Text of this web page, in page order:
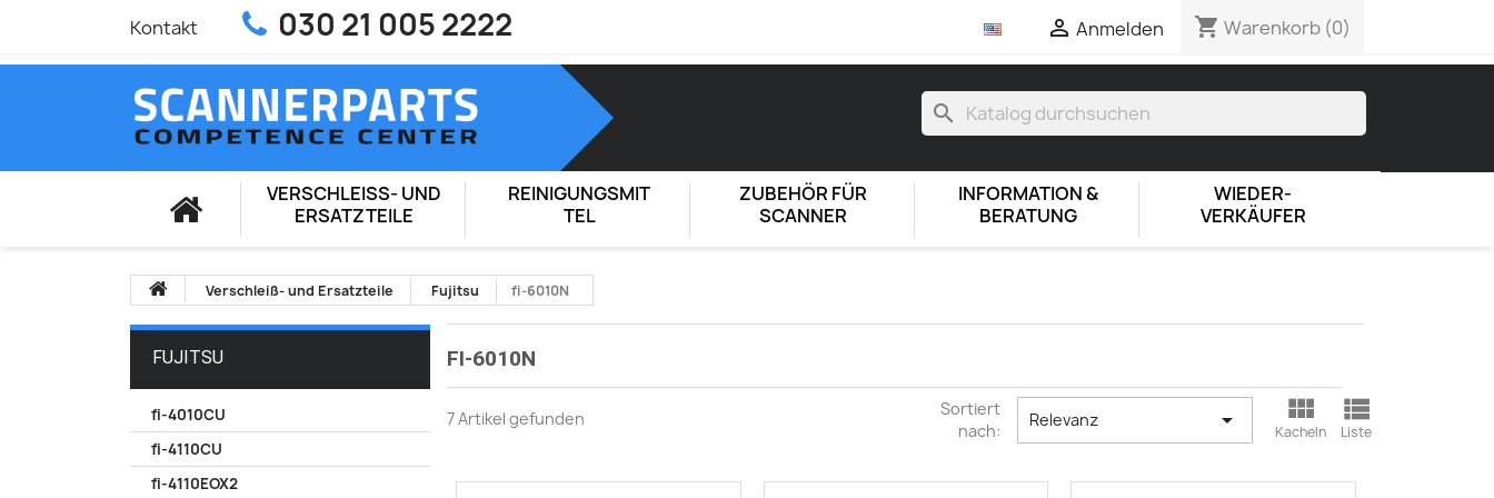
Kontakt 030 21 005 2222  Anmelden shopping_cart Warenkorb (0)
search
VERSCHLEISS- UND E
RSATZTEILE
REINIGUNGSMIT
TEL
ZUBEHÖR FÜR
SCANNER
INFORMATION &
BERATUNG
WIEDER-
VERKÄUFER
Verschleiß- und Ersatzteile Fujitsu fi-6010N
FUJITSU
fi-4010CU
fi-4110CU
fi-4110EOX2
FI-6010N
7 Artikel gefunden
Sortiert
nach:
Relevanz  
Kacheln

Liste